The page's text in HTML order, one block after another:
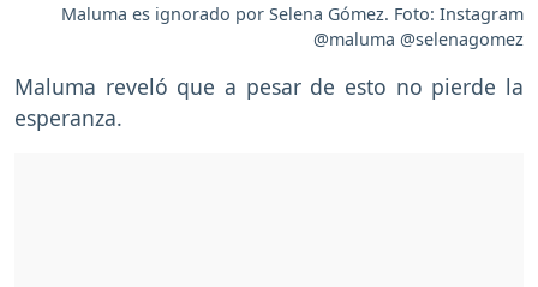
Maluma es ignorado por Selena Gómez. Foto: Instagram
@maluma @selenagomez
Maluma reveló que a pesar de esto no pierde la
esperanza.